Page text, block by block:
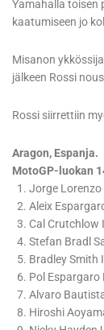
Yamahalla toisen
kaatumiseen jo
Misanon
jälkeen Rossi
Rossi siirrettiin
Aragon, Espanja.
MotoGP-luokan
1. Jorge
2. Aleix
3. Cal Crutchlow
4. Stefan Bradl
5. Bradley Smith
6. Pol Espargaro
7. Alvaro
8. Hiroshi